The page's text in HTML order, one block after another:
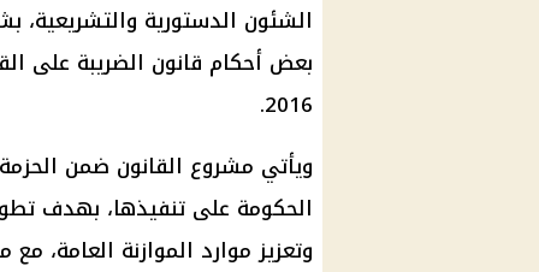
الشئون الدستورية
2016.
ويأتي مشروع القانون ضمن
الحكومة على تنفيذها، بهدف
وتعزيز موارد الموازنة العامة، مع